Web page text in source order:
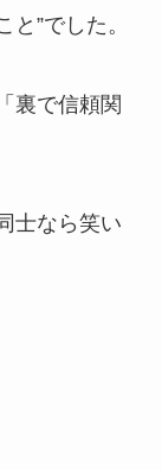
”でした。
裏で信頼関
士なら笑い